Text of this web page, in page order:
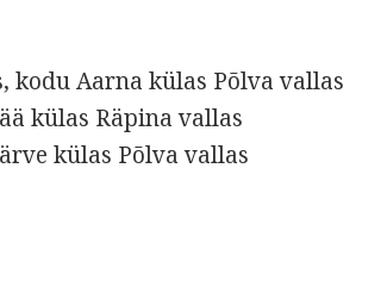
kodu Aarna külas Põlva vallas
külas Räpina vallas
külas Põlva vallas